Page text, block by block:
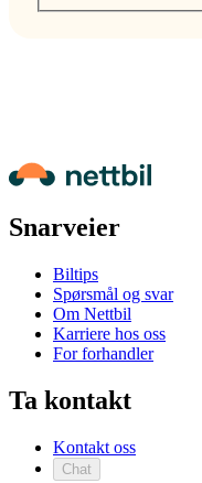
Snarveier
Biltips
Spørsmål og svar
Om Nettbil
Karriere hos oss
For forhandler
Ta kontakt
Kontakt oss
Chat